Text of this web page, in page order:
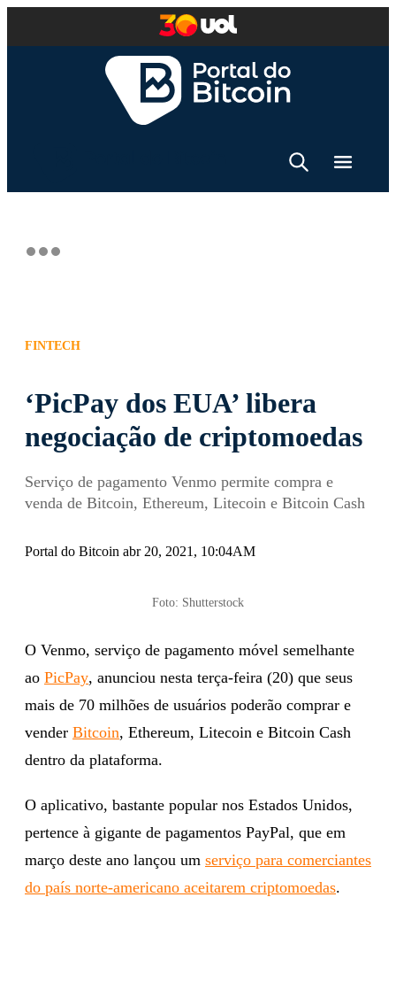
FINTECH
‘PicPay dos EUA’ libera
negociação de criptomoedas
Serviço de pagamento Venmo permite compra e
venda de Bitcoin, Ethereum, Litecoin e Bitcoin Cash
Portal do Bitcoin abr 20, 2021, 10:04AM
Foto: Shutterstock
O Venmo, serviço de pagamento móvel semelhante
ao PicPay, anunciou nesta terça-feira (20) que seus
mais de 70 milhões de usuários poderão comprar e
vender Bitcoin, Ethereum, Litecoin e Bitcoin Cash
dentro da plataforma.
O aplicativo, bastante popular nos Estados Unidos,
pertence à gigante de pagamentos PayPal, que em
março deste ano lançou um serviço para comerciantes
do país norte-americano aceitarem criptomoedas.